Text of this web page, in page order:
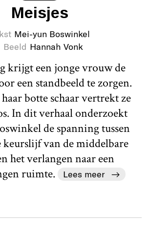
Meisjes
Mei-yun Boswinkel
Beeld Hannah Vonk
krijgt een jonge vrouw de
een standbeeld te zorgen.
botte schaar vertrekt ze
In dit verhaal onderzoekt
de spanning tussen
keurslijf van de middelbare
het verlangen naar een
ruimte.
Lees meer